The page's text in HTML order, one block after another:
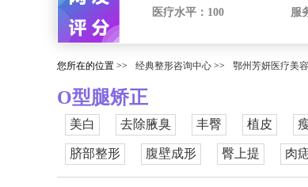
医疗水平： 100 服
您所在的位置 >> 经典整形咨询中心 >> 鄂州芳妍医疗美
O型腿矫正
美白 去除腋臭 丰臀 植皮
脐部整形 腹壁成形 臀上提 肉